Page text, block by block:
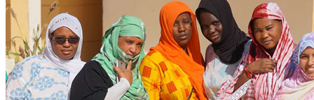
Santé